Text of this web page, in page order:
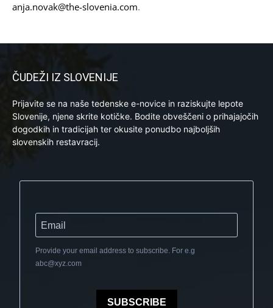
anja.novak@the-slovenia.com.
ČUDEŽI IZ SLOVENIJE
Prijavite se na naše tedenske e-novice in raziskujte lepote
Slovenije, njene skrite kotičke. Bodite obveščeni o prihajajočih
dogodkih in tradicijah ter okusite ponudbo najboljših
slovenskih restavracij.
Provide your email address to subscribe. For e.g
abc@xyz.com
SUBSCRIBE